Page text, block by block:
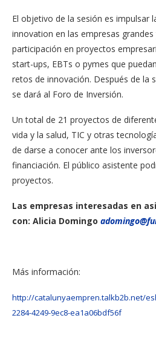
El objetivo de la sesión es impulsar
innovation en las empresas
participación en proyectos
start-ups, EBTs o pymes que
retos de innovación. Después de la
se dará al Foro de Inversión.
Un total de 21 proyectos de
vida y la salud, TIC y otras
de darse a conocer ante los
financiación. El público asistente
proyectos.
Las empresas interesadas en
con: Alicia Domingo
Más información:
http://catalunyaempren.talkb2b.net/es
2284-4249-9ec8-ea1a06bdf56f